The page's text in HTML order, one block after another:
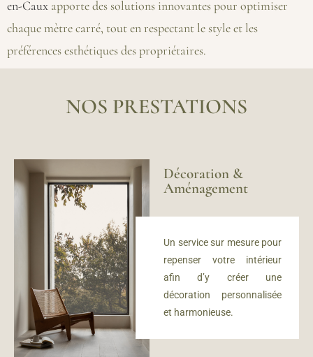
en-Caux apporte des solutions innovantes pour optimiser
chaque mètre carré, tout en respectant le style et les
préférences esthétiques des propriétaires.
NOS PRESTATIONS
Décoration &
Aménagement
Un service sur mesure pour
repenser votre intérieur
afin d’y créer une
décoration personnalisée
et harmonieuse.